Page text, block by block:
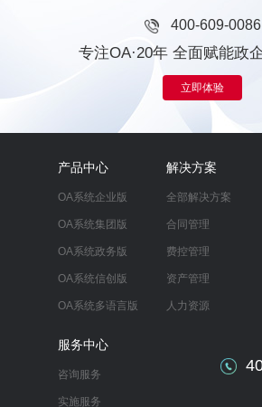
400-609-0086
专注OA·20年 全面赋能政
立即体验
产品中心
OA系统企业版
OA系统集团版
OA系统政务版
OA系统信创版
OA系统多语言版
解决方案
全部解决方案
合同管理
费控管理
资产管理
人力资源
服务中心
咨询服务
实施服务